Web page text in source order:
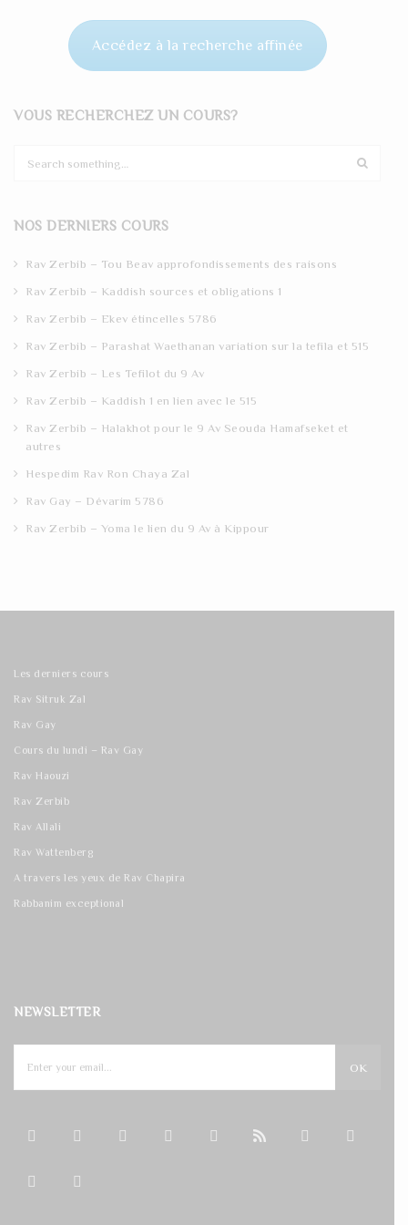
Accédez à la recherche affinée
VOUS RECHERCHEZ UN COURS?
c
NOS DERNIERS COURS
Rav Zerbib – Tou Beav approfondissements des raisons
Rav Zerbib – Kaddish sources et obligations 1
Rav Zerbib – Ekev étincelles 5786
Rav Zerbib – Parashat Waethanan variation sur la tefila et 515
Rav Zerbib – Les Tefilot du 9 Av
Rav Zerbib – Kaddish 1 en lien avec le 515
Rav Zerbib – Halakhot pour le 9 Av Seouda Hamafseket et
autres
Hespedim Rav Ron Chaya Zal
Rav Gay – Dévarim 5786
Rav Zerbib – Yoma le lien du 9 Av à Kippour
Les derniers cours
Rav Sitruk Zal
Rav Gay
Cours du lundi – Rav Gay
Rav Haouzi
Rav Zerbib
Rav Allali
Rav Wattenberg
A travers les yeux de Rav Chapira
Rabbanim exceptional
NEWSLETTER
OK